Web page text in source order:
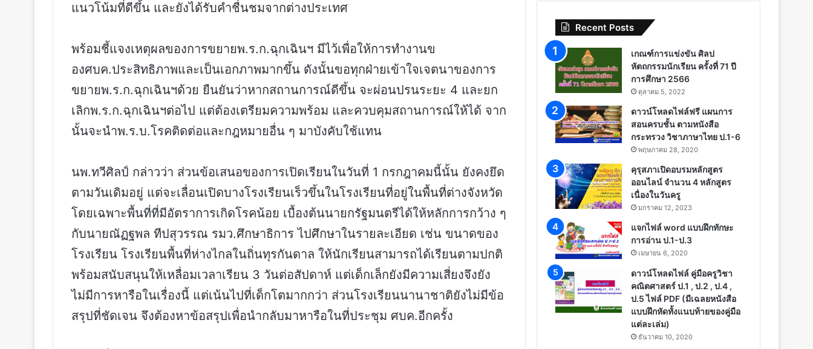
แนวโน้มที่ดีขึ้น และยังได้รับคำชื่นชมจากต่างประเทศ
พร้อมชี้แจงเหตุผลของการขยายพ.ร.ก.ฉุกเฉินฯ มีไว้เพื่อให้การทำงานข
องศบค.ประสิทธิภาพและเป็นเอกภาพมากขึ้น ดังนั้นขอทุกฝ่ายเข้าใจเจตนาของการ
ขยายพ.ร.ก.ฉุกเฉินฯด้วย ยืนยันว่าหากสถานการณ์ดีขึ้น จะผ่อนปรนระยะ 4 และยก
เลิกพ.ร.ก.ฉุกเฉินฯต่อไป แต่ต้องเตรียมความพร้อม และควบคุมสถานการณ์ให้ได้ จาก
นั้นจะนำพ.ร.บ.โรคติดต่อและกฎหมายอื่น ๆ มาบังคับใช้แทน
นพ.ทวีศิลป์ กล่าวว่า ส่วนข้อเสนอของการเปิดเรียนในวันที่ 1 กรกฎาคมนี้นั้น ยังคงยึด
ตามวันเดิมอยู่ แต่จะเลื่อนเปิดบางโรงเรียนเร็วขึ้นในโรงเรียนที่อยู่ในพื้นที่ต่างจังหวัด
โดยเฉพาะพื้นที่ที่มีอัตราการเกิดโรคน้อย เบื้องต้นนายกรัฐมนตรีได้ให้หลักการกว้าง ๆ
กับนายณัฏฐพล ทีปสุวรรณ รมว.ศึกษาธิการ ไปศึกษาในรายละเอียด เช่น ขนาดของ
โรงเรียน โรงเรียนพื้นที่ห่างไกลในถิ่นทุรกันดาล ให้นักเรียนสามารถได้เรียนตามปกติ
พร้อมสนับสนุนให้เหลื่อมเวลาเรียน 3 วันต่อสัปดาห์ แต่เด็กเล็กยังมีความเสี่ยงจึงยัง
ไม่มีการหารือในเรื่องนี้ แต่เน้นไปที่เด็กโตมากกว่า ส่วนโรงเรียนนานาชาติยังไม่มีข้อ
สรุปที่ชัดเจน จึงต้องหาข้อสรุปเพื่อนำกลับมาหารือในที่ประชุม ศบค.อีกครั้ง
Recent Posts
เกณฑ์การแข่งขัน ศิลป
หัตถกรรมนักเรียน ครั้งที่ 71 ปี
การศึกษา 2566
ตุลาคม 5, 2022
ดาวน์โหลดไฟล์ฟรี แผนการ
สอนครบชั้น ตามหนังสือ
กระทรวง วิชาภาษาไทย ป.1-6
พฤษภาคม 28, 2020
คุรุสภาเปิดอบรมหลักสูตร
ออนไลน์ จำนวน 4 หลักสูตร
เนื่องในวันครู
มกราคม 12, 2023
แจกไฟล์ word แบบฝึกทักษะ
การอ่าน ป.1-ป.3
เมษายน 6, 2020
ดาวน์โหลดไฟล์ คู่มือครูวิชา
คณิตศาสตร์ ป.1 , ป.2 , ป.4 ,
ป.5 ไฟล์ PDF (มีเฉลยหนังสือ
แบบฝึกหัดทั้งแนบท้ายของคู่มือ
แต่ละเล่ม)
ธันวาคม 10, 2020